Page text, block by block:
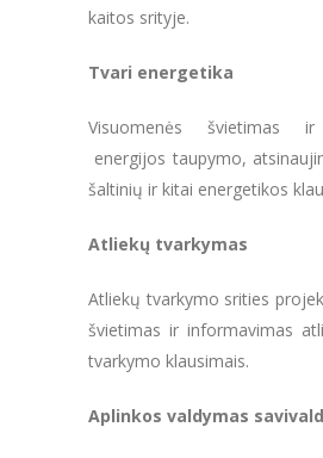
kaitos srityje.
Tvari energetika
Visuomenės švietimas ir
energijos taupymo,
šaltinių ir kitai energetikos
Atliekų tvarkymas
Atliekų tvarkymo srities
švietimas ir informavimas
tvarkymo klausimais.
Aplinkos valdymas